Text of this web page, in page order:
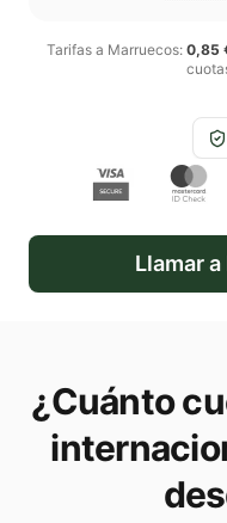
Tarifas a Marruecos: 0,85
Llamar a
¿Cuánto